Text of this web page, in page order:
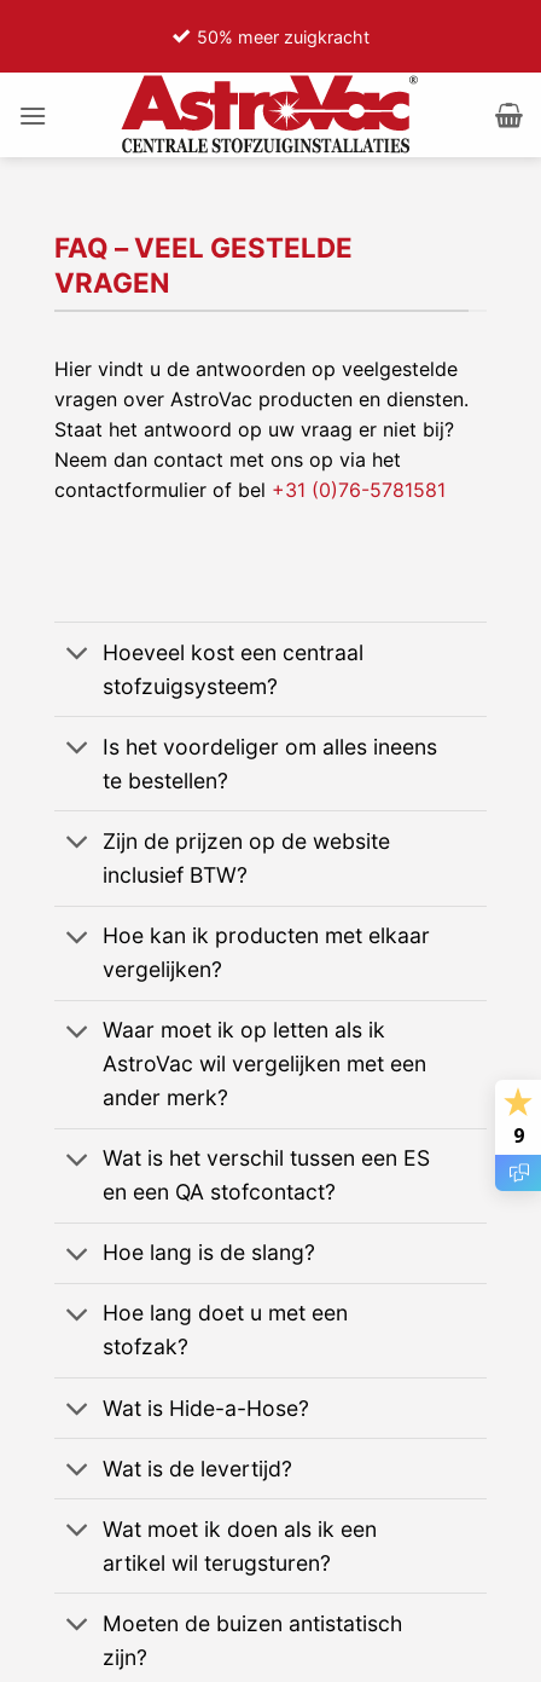
inhoud
75% minder motorgeluid
FAQ – VEEL GESTELDE
VRAGEN
Hier vindt u de antwoorden op veelgestelde
vragen over AstroVac producten en diensten.
Staat het antwoord op uw vraag er niet bij?
Neem dan contact met ons op via het
contactformulier of bel +31 (0)76-5781581
Hoeveel kost een centraal
stofzuigsysteem?
Is het voordeliger om alles ineens
te bestellen?
Zijn de prijzen op de website
inclusief BTW?
Hoe kan ik producten met elkaar
vergelijken?
Waar moet ik op letten als ik
AstroVac wil vergelijken met een
ander merk?
Wat is het verschil tussen een ES
en een QA stofcontact?
Hoe lang is de slang?
Hoe lang doet u met een
stofzak?
Wat is Hide-a-Hose?
Wat is de levertijd?
Wat moet ik doen als ik een
artikel wil terugsturen?
Moeten de buizen antistatisch
zijn?
9